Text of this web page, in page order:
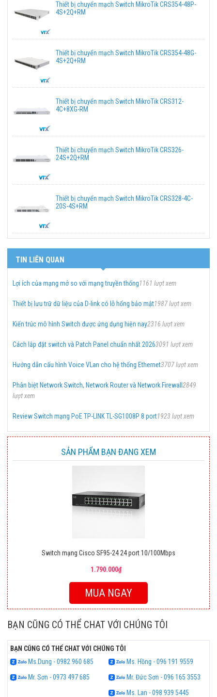
Thiết bị chuyển mạch Switch MikroTik CRS354-48P-
4S+2Q+RM
Thiết bị chuyển mạch Switch MikroTik CRS354-48G-
4S+2Q+RM
Thiết bị chuyển mạch Switch MikroTik CRS312-
4C+8XG-RM
Thiết bị chuyển mạch Switch MikroTik CRS326-
24S+2Q+RM
Thiết bị chuyển mạch Switch MikroTik CRS328-4C-
20S-4S+RM
TIN LIÊN QUAN
Lợi ích của mạng mở so với mạng truyền thống1161 lượt xem
Thiết bị lưu trữ dữ liệu của D-link có lỗ hổng bảo mật1987 lượt xem
Kiến trúc mô hình Switch được ứng dụng hiện nay2316 lượt xem
Cách lắp đặt switch và Patch Panel chuẩn nhất 20263091 lượt xem
Hướng dẫn cấu hình Voice VLan cho hệ thống Ethernet3707 lượt xem
Phân biệt Network Switch, Network Router và Network Firewall 2849
lượt xem
Review Switch mạng PoE TP-LINK TL-SG1008P 8 port1923 lượt xem
SẢN PHẨM BẠN ĐANG XEM
Switch mạng Cisco SF95-24 24 port 10/100Mbps
1.790.000₫
MUA NGAY
BẠN CŨNG CÓ THỂ CHAT VỚI CHÚNG TÔI
BẠN CŨNG CÓ THỂ CHAT VỚI CHÚNG TÔI
Ms.Dung - 0982 960 685
Ms. Hồng - 096 191 9559
Mr. Sơn - 0973 497 685
Mr. Đức Sơn - 096 165 3553
Ms. Lan - 098 939 5445